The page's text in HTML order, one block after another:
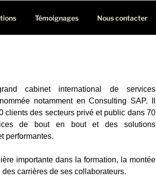
Témoignages Nous contacter
cabinet international de services
notamment en Consulting SAP. Il
clients des secteurs privé et public dans 70
de bout en bout et des solutions
performantes.
importante dans la formation, la montée
carrières de ses collaborateurs.